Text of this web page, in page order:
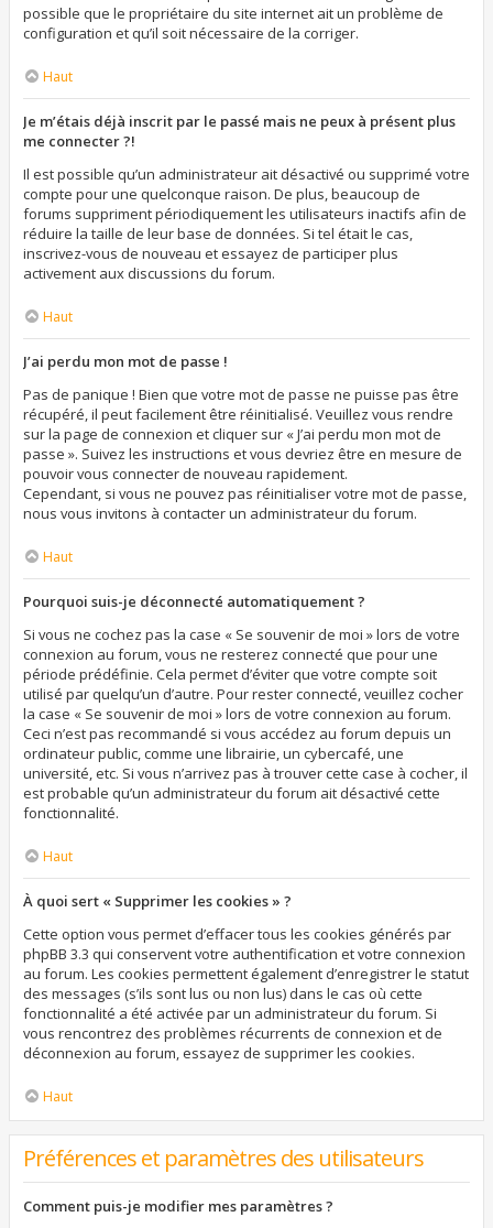
possible que le propriétaire du site internet ait un problème de
configuration et qu’il soit nécessaire de la corriger.
Haut
Je m’étais déjà inscrit par le passé mais ne peux à présent plus
me connecter ?!
Il est possible qu’un administrateur ait désactivé ou supprimé votre
compte pour une quelconque raison. De plus, beaucoup de
forums suppriment périodiquement les utilisateurs inactifs afin de
réduire la taille de leur base de données. Si tel était le cas,
inscrivez-vous de nouveau et essayez de participer plus
activement aux discussions du forum.
Haut
J’ai perdu mon mot de passe !
Pas de panique ! Bien que votre mot de passe ne puisse pas être
récupéré, il peut facilement être réinitialisé. Veuillez vous rendre
sur la page de connexion et cliquer sur « J’ai perdu mon mot de
passe ». Suivez les instructions et vous devriez être en mesure de
pouvoir vous connecter de nouveau rapidement.
Cependant, si vous ne pouvez pas réinitialiser votre mot de passe,
nous vous invitons à contacter un administrateur du forum.
Haut
Pourquoi suis-je déconnecté automatiquement ?
Si vous ne cochez pas la case « Se souvenir de moi » lors de votre
connexion au forum, vous ne resterez connecté que pour une
période prédéfinie. Cela permet d’éviter que votre compte soit
utilisé par quelqu’un d’autre. Pour rester connecté, veuillez cocher
la case « Se souvenir de moi » lors de votre connexion au forum.
Ceci n’est pas recommandé si vous accédez au forum depuis un
ordinateur public, comme une librairie, un cybercafé, une
université, etc. Si vous n’arrivez pas à trouver cette case à cocher, il
est probable qu’un administrateur du forum ait désactivé cette
fonctionnalité.
Haut
À quoi sert « Supprimer les cookies » ?
Cette option vous permet d’effacer tous les cookies générés par
phpBB 3.3 qui conservent votre authentification et votre connexion
au forum. Les cookies permettent également d’enregistrer le statut
des messages (s’ils sont lus ou non lus) dans le cas où cette
fonctionnalité a été activée par un administrateur du forum. Si
vous rencontrez des problèmes récurrents de connexion et de
déconnexion au forum, essayez de supprimer les cookies.
Haut
Préférences et paramètres des utilisateurs
Comment puis-je modifier mes paramètres ?